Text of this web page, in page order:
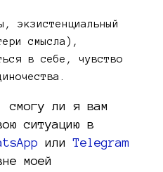
экзистенциальный
смысла),
в себе, чувство
смогу ли я вам
ситуацию в
илиTelegram
моей